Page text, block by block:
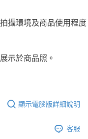
攝環境及商品使用程度
示於商品照。
顯示電腦版詳細說明
客服